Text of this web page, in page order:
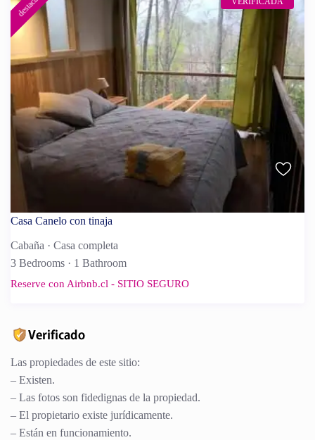
Casa Canelo con tinaja
Cabaña · Casa completa
3 Bedrooms · 1 Bathroom
Reserve con Airbnb.cl - SITIO SEGURO
Las propiedades de este sitio:
– Existen.
– Las fotos son fidedignas de la propiedad.
– El propietario existe jurídicamente.
– Están en funcionamiento.